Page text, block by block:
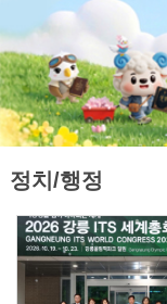
정치/행정